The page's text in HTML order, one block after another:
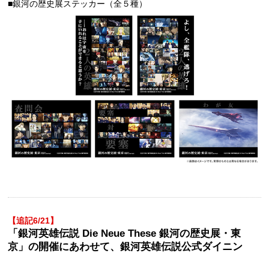
■銀河の歴史展ステッカー（全５種）
【追記6/21】
「銀河英雄伝説 Die Neue These 銀河の歴史展・東
京」の開催にあわせて、銀河英雄伝説公式ダイニン